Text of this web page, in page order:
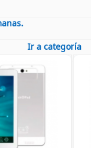
Ir a categoría